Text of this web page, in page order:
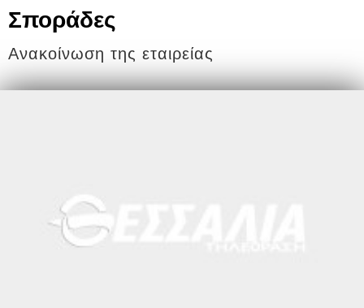
Σποράδες
Ανακοίνωση της εταιρείας